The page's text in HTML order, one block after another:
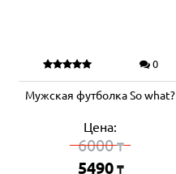
0
Мужская футболка So what?
Цена:
6000₸
5490 ₸